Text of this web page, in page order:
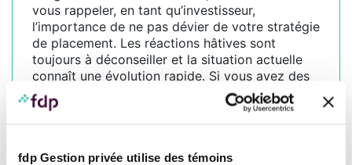
fdp Gestion privée utilise des témoins
vous rappeler, en tant qu’investisseur,
l’importance de ne pas dévier de votre stratégie
de placement. Les réactions hâtives sont
toujours à déconseiller et la situation actuelle
connaît une évolution rapide. Si vous avez des
préoccupations, discutez-en d’abord avec votre
conseillère ou conseiller : un tel échange vous